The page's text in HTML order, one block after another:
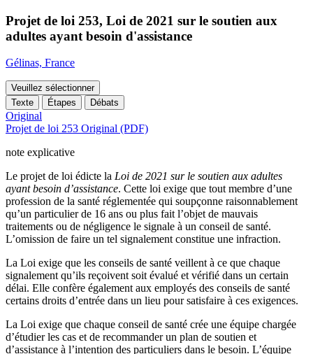
Projet de loi 253, Loi de 2021 sur le soutien aux
adultes ayant besoin d'assistance
Gélinas, France
Veuillez sélectionner
Texte
Étapes Débats
Original
Projet de loi 253 Original (PDF)
note explicative
Le projet de loi édicte la Loi de 2021 sur le soutien aux adultes
ayant besoin d’assistance. Cette loi exige que tout membre d’une
profession de la santé réglementée qui soupçonne raisonnablement
qu’un particulier de 16 ans ou plus fait l’objet de mauvais
traitements ou de négligence le signale à un conseil de santé.
L’omission de faire un tel signalement constitue une infraction.
La Loi exige que les conseils de santé veillent à ce que chaque
signalement qu’ils reçoivent soit évalué et vérifié dans un certain
délai. Elle confère également aux employés des conseils de santé
certains droits d’entrée dans un lieu pour satisfaire à ces exigences.
La Loi exige que chaque conseil de santé crée une équipe chargée
d’étudier les cas et de recommander un plan de soutien et
d’assistance à l’intention des particuliers dans le besoin. L’équipe